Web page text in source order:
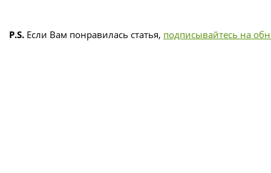
P.S. Если Вам понравилась статья, подписывайтесь на